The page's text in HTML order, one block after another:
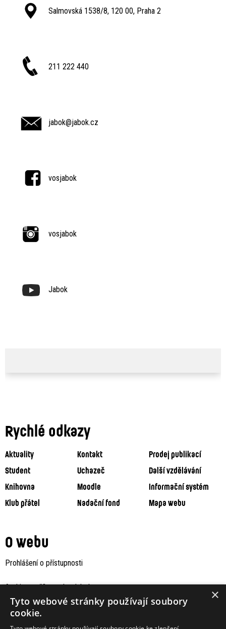
Salmovská 1538/8, 120 00, Praha 2
211 222 440
jabok@jabok.cz
vosjabok
vosjabok
Jabok
Rychlé odkazy
Aktuality Kontakt
Prodej publikací
Student
Uchazeč
Další vzdělávání
Knihovna
Moodle
Informační systém
Klub přátel
Nadační fond Mapa webu
O webu
Prohlášení o přístupnosti
Archiv staršího webu Jaboku ×
Tyto webové stránky používají soubory
cookie.